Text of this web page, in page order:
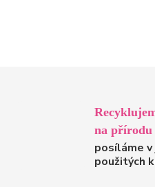
na přírodu
posíláme v
použitých